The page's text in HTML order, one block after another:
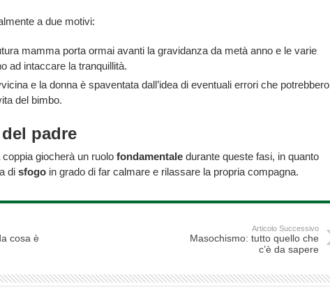
a due motivi:
mamma porta ormai avanti la gravidanza da metà anno e le varie
ad intaccare la tranquillità.
e la donna è spaventata dall’idea di eventuali errori che potrebbero
del bimbo.
padre
giocherà un ruolo fondamentaledurante queste fasi, in quanto
di sfogoin grado di far calmare e rilassare la propria compagna.
cosa è
Articolo Successivo
Masochismo: tutto quello che
c’è da sapere